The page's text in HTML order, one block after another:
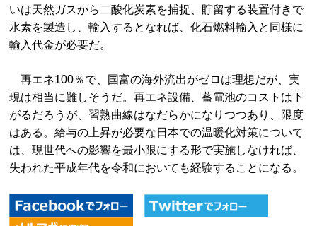
いは天然ガスから二酸化炭素を捕捉、貯留する装置付きで
水素を製造し、輸入するとなれば、化石燃料輸入と同様に
輸入代金が必要だ。
再エネ100％で、国富の海外流出がゼロは理想だが、実
現は相当に難しそうだ。再エネ設備、蓄電池のコストは下
がるだろうが、習熟曲線はなだらかになりつつあり、限度
はある。給与の上昇が必要な日本での温暖化対策について
は、現世代への影響を最小限にする形で実施しなければ、
失われた平成年代を令和においても経験することになる。